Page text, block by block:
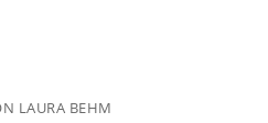
LAURA BEHM